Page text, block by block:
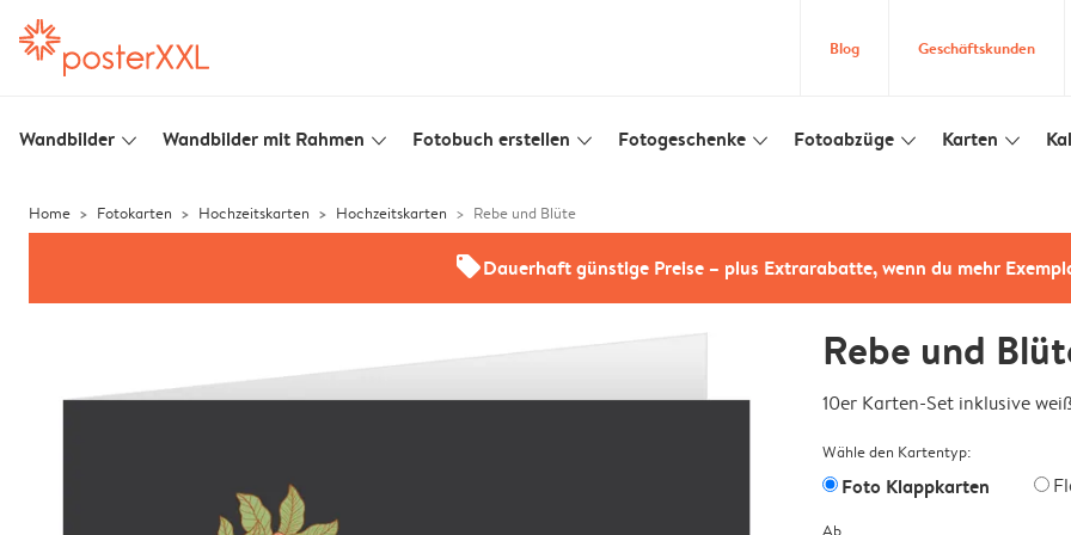
Blog Geschäftskunden
Wandbilder slim_arrow_down Wandbilder mit Rahmen slim_arrow_down Fotobuch erstellen slim_arrow_down Fotogeschenke slim_arrow_down Fotoabzüge slim_arrow_down Karten slim_arrow_down
Home Fotokarten Hochzeitskarten Hochzeitskarten Rebe und Blüte
offersDauerhaft günstige Preise – plus Extrarabatte, wenn du mehr
Rebe und
10er Karten-Set inklusive
Wähle den Kartentyp:
Foto Klappkarten
Ab